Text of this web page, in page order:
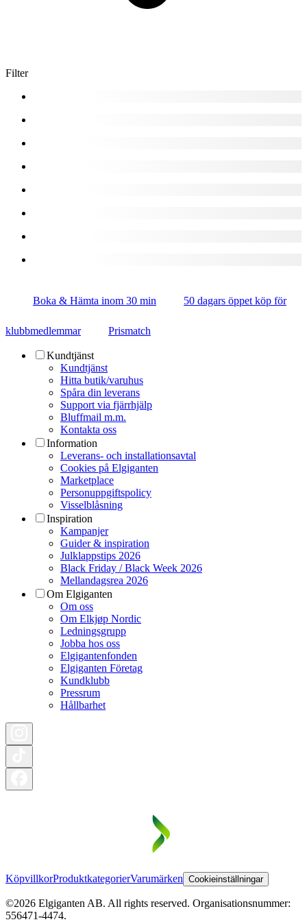
Filter
Boka & Hämta inom 30 min 50 dagars öppet köp för
klubbmedlemmar Prismatch
Kundtjänst
Kundtjänst
Hitta butik/varuhus
Spåra din leverans
Support via fjärrhjälp
Bluffmail m.m.
Kontakta oss
Information
Leverans- och installationsavtal
Cookies på Elgiganten
Marketplace
Personuppgiftspolicy
Visselblåsning
Inspiration
Kampanjer
Guider & inspiration
Julklappstips 2026
Black Friday / Black Week 2026
Mellandagsrea 2026
Om Elgiganten
Om oss
Om Elkjøp Nordic
Ledningsgrupp
Jobba hos oss
Elgigantenfonden
Elgiganten Företag
Kundklubb
Pressrum
Hållbarhet
KöpvillkorProduktkategorierVarumärken Cookieinställningar
©2026 Elgiganten AB. All rights reserved. Organisationsnummer:
556471-4474.